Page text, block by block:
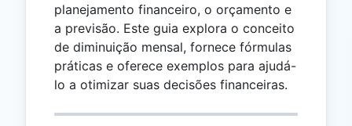
planejamento financeiro, o orçamento e
a previsão. Este guia explora o conceito
de diminuição mensal, fornece fórmulas
práticas e oferece exemplos para ajudá-
lo a otimizar suas decisões financeiras.